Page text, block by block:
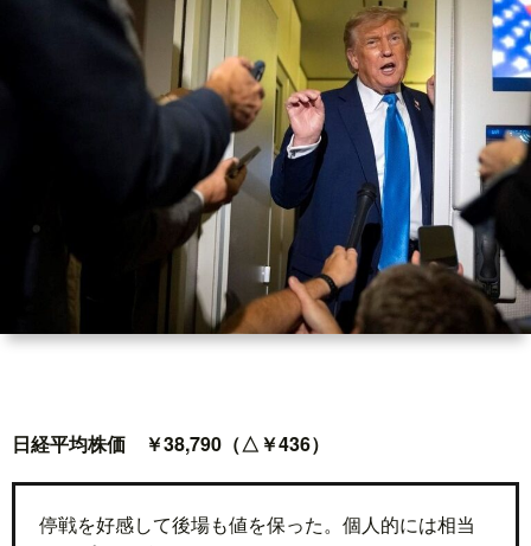
世
界
勢
マ
イ
日経平均株価 ￥38,790（△￥436）
停戦を好感して後場も値を保った。個人的には相当